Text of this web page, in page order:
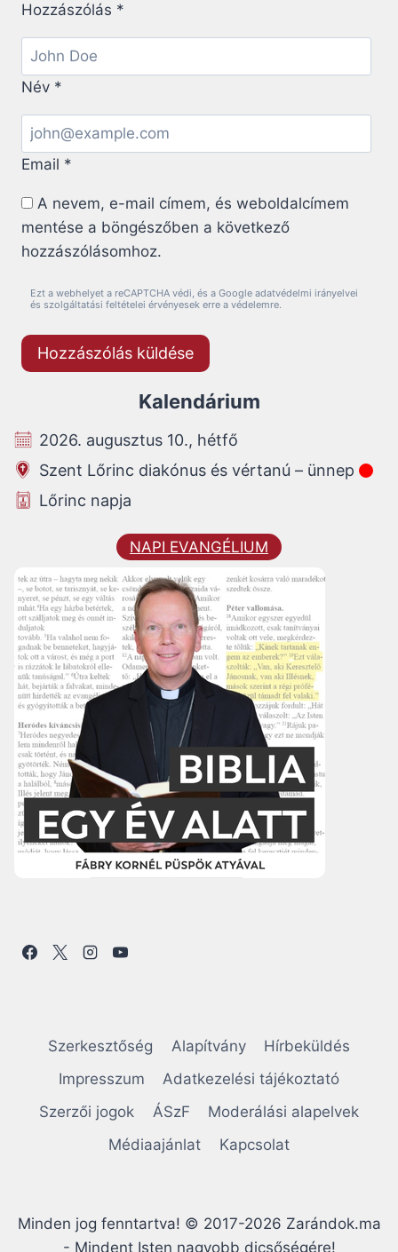
Hozzászólás *
Név *
Email *
A nevem, e-mail címem, és weboldalcímem
mentése a böngészőben a következő
hozzászólásomhoz.
Ezt a webhelyet a reCAPTCHA védi, és a Google adatvédelmi irányelvei
és szolgáltatási feltételei érvényesek erre a védelemre.
Kalendárium
2026. augusztus 10., hétfő
Szent Lőrinc diakónus és vértanú – ünnep
Lőrinc napja
NAPI EVANGÉLIUM
Szerkesztőség Alapítvány
Hírbeküldés
Impresszum
Adatkezelési tájékoztató
Szerzői jogok
ÁSzF
Moderálási alapelvek
Médiaajánlat
Kapcsolat
Minden jog fenntartva! © 2017-2026 Zarándok.ma
- Mindent Isten nagyobb dicsőségére!